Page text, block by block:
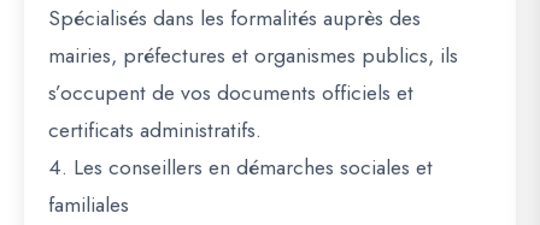
Spécialisés dans les formalités auprès des
mairies, préfectures et organismes publics, ils
s’occupent de vos documents officiels et
certificats administratifs.
4. Les conseillers en démarches sociales et
familiales